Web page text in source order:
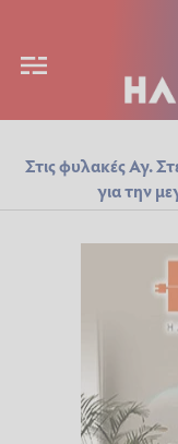
Στις φυλακές Αγ.
για την